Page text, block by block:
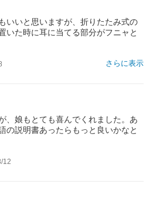
いいと思いますが、折りたたみ式の
いた時に耳に当てる部分がフニャと
さらに表示
、娘もとても喜んでくれました。あ
の説明書あったらもっと良いかなと
12